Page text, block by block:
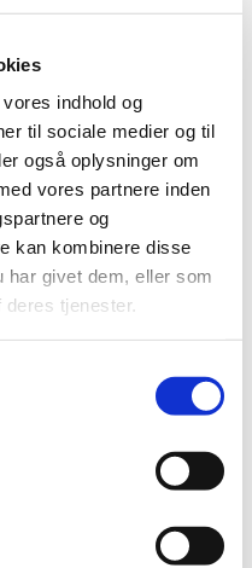
indhold og
til sociale medier og til
også oplysninger om
vores partnere inden
og
kan kombinere disse
har givet dem, eller som
tjenester.
kunne